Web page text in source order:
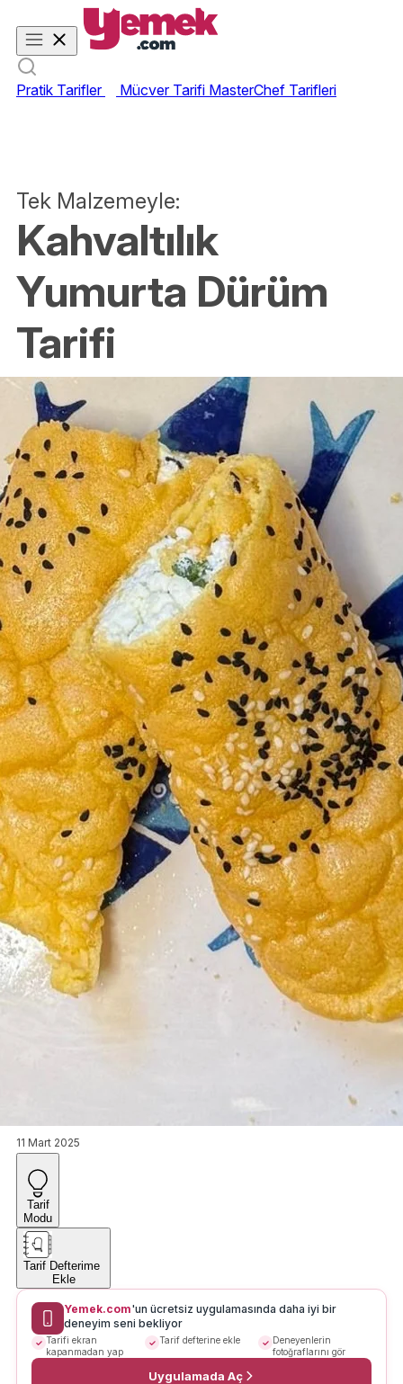
Pratik Tarifler Mücver Tarifi MasterChef Tarifleri
Tek Malzemeyle:
Kahvaltılık
Yumurta Dürüm
Tarifi
11 Mart 2025
Tarif
Modu
Tarif Defterime
Ekle
Yemek.com'un ücretsiz uygulamasında daha iyi bir
deneyim seni bekliyor
Tarifi ekran
kapanmadan yap
Tarif defterine ekle
Deneyenlerin
fotoğraflarını gör
Uygulamada Aç